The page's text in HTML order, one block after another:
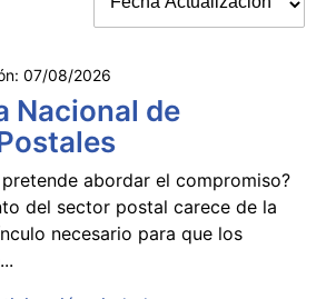
07/08/2026
Nacional de
abordar el compromiso?
del sector postal carece de la
necesario para que los